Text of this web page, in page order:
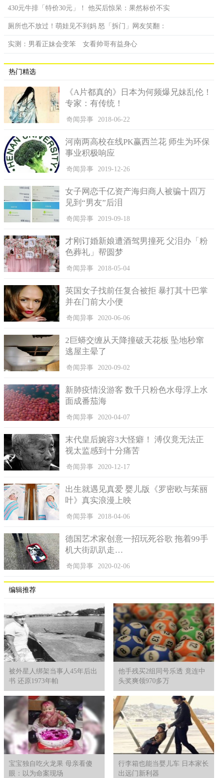
到，「我们很幸运，因为女儿还活著，但这个教训对我们来说可
是刻骨铭心。」
430元牛排「特价30元」！ 他买后惊呆：果然标价不实
厕所也不放过！萌娃见不到妈 怒「拆门」网友笑翻：
实测：男看正妹会变笨 女看帅哥有益身心
热门精选
《A片都真的》日本为何频爆兄妹乱伦！
专家：有传统！
奇闻异事 2018-06-22
河南两高校在线PK赢西兰花 师生为环保
事业积极响应
奇闻异事 2019-12-26
女子网恋千亿资产海归商人被骗十四万
见到“男友”后泪
奇闻异事 2019-09-18
才刚订婚新娘遭酒驾男撞死 父泪办「粉
色葬礼」帮圆梦
奇闻异事 2018-05-04
英国女子找前任复合被拒 暴打其十巴掌
并在门前大小便
奇闻异事 2020-06-06
2巨蟒交缠从天降撞破天花板 坠地秒窜
逃屋主晕了
奇闻异事 2020-09-02
新肺疫情没游客 数千只粉色水母浮上水
面成番茄海
奇闻异事 2020-04-07
末代皇后婉容3大怪癖！ 溥仪竟无法正
视太监感到十分痛苦
奇闻异事 2020-12-17
出生就遇见真爱 婴儿版《罗密欧与茱丽
叶》真实浪漫上映
奇闻异事 2018-04-06
德国艺术家创意一招玩死谷歌 拖着99手
机大街趴趴走…
奇闻异事 2020-02-06
编辑推荐
被外星人绑架当事人45年后出
书 还原1973年帕
他手残买2组同号乐透 竟连中
头奖爽领970多万
宝宝独自吃火龙果 母亲看傻
眼：以为命案现场
行李箱也能当婴儿车 日本家长
出远门新利器